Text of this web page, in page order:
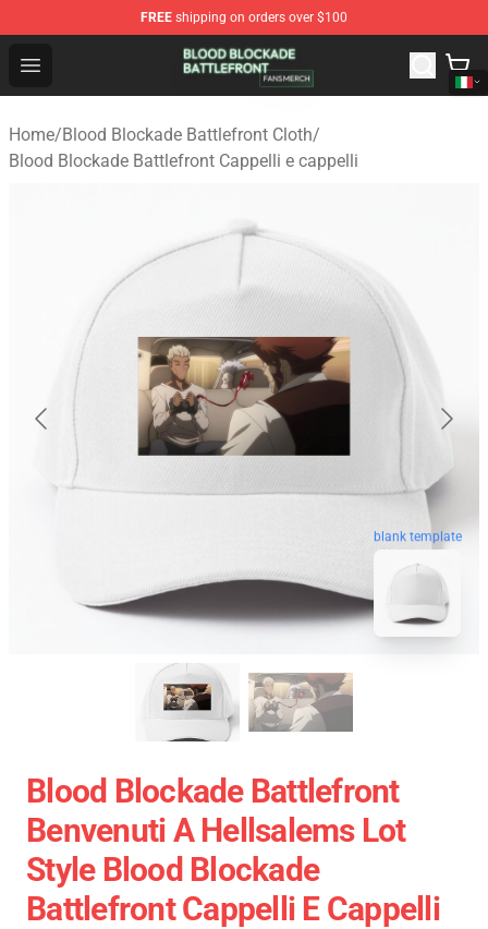
FREE shipping on orders over $100
Open menu
Blood Blockade Battlefront Shop - Official Blood
Home/Blood Blockade Battlefront Cloth/
Blood Blockade Battlefront Cappelli e cappelli
blank template
Blood Blockade Battlefront
Benvenuti A Hellsalems Lot
Style Blood Blockade
Battlefront Cappelli E Cappelli